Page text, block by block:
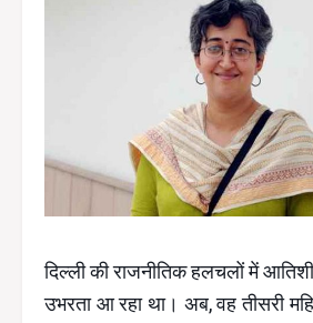
दिल्ली की राजनीतिक हलचलों में
उभरता आ रहा था। अब, वह तीसरी